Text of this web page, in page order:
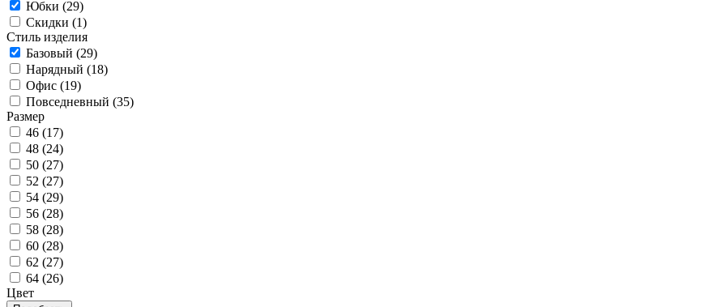
Юбки (29)
Скидки (1)
Стиль изделия
Базовый (29)
Нарядный (18)
Офис (19)
Повседневный (35)
Размер
46 (17)
48 (24)
50 (27)
52 (27)
54 (29)
56 (28)
58 (28)
60 (28)
62 (27)
64 (26)
Цвет